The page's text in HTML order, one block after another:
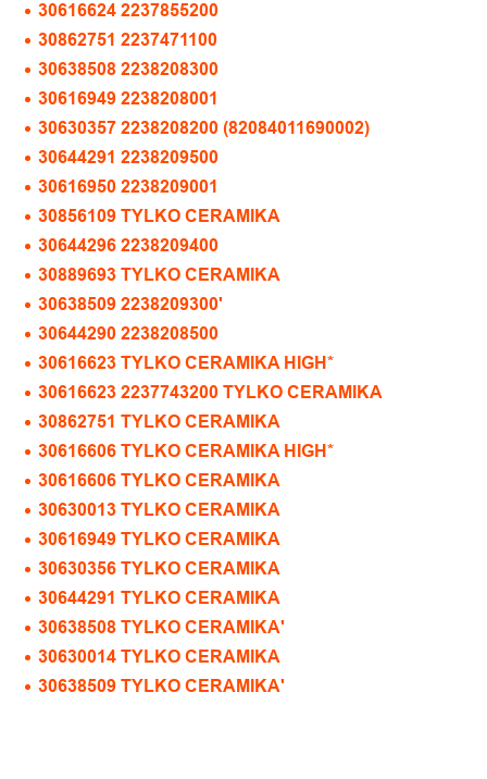
30616624 2237855200
30862751 2237471100
30638508 2238208300
30616949 2238208001
30630357 2238208200 (82084011690002)
30644291 2238209500
30616950 2238209001
30856109 TYLKO CERAMIKA
30644296 2238209400
30889693 TYLKO CERAMIKA
30638509 2238209300'
30644290 2238208500
30616623 TYLKO CERAMIKA HIGH*
30616623 2237743200 TYLKO CERAMIKA
30862751 TYLKO CERAMIKA
30616606 TYLKO CERAMIKA HIGH*
30616606 TYLKO CERAMIKA
30630013 TYLKO CERAMIKA
30616949 TYLKO CERAMIKA
30630356 TYLKO CERAMIKA
30644291 TYLKO CERAMIKA
30638508 TYLKO CERAMIKA'
30630014 TYLKO CERAMIKA
30638509 TYLKO CERAMIKA'